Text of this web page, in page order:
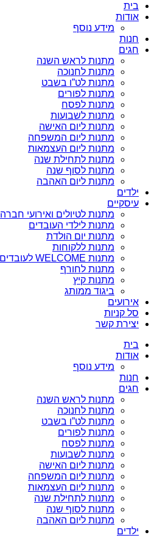
בית
אודות
מידע נוסף
חנות
חגים
מתנות לראש השנה
מתנות לחנוכה
מתנות לט”ו בשבט
מתנות לפורים
מתנות לפסח
מתנות לשבועות
מתנות ליום האישה
מתנות ליום המשפחה
מתנות ליום העצמאות
מתנות לתחילת שנה
מתנות לסוף שנה
מתנות ליום האהבה
ילדים
עיסקיים
מתנות לטיולים ואירועי חברה
מתנות לילדי העובדים
מתנות יום הולדת
מתנות ללקוחות
מתנות WELCOME לעובדים
מתנות לחורף
מתנות קיץ
ביגוד ממותג
אירועים
סל קניות
יצירת קשר
בית
אודות
מידע נוסף
חנות
חגים
מתנות לראש השנה
מתנות לחנוכה
מתנות לט”ו בשבט
מתנות לפורים
מתנות לפסח
מתנות לשבועות
מתנות ליום האישה
מתנות ליום המשפחה
מתנות ליום העצמאות
מתנות לתחילת שנה
מתנות לסוף שנה
מתנות ליום האהבה
ילדים